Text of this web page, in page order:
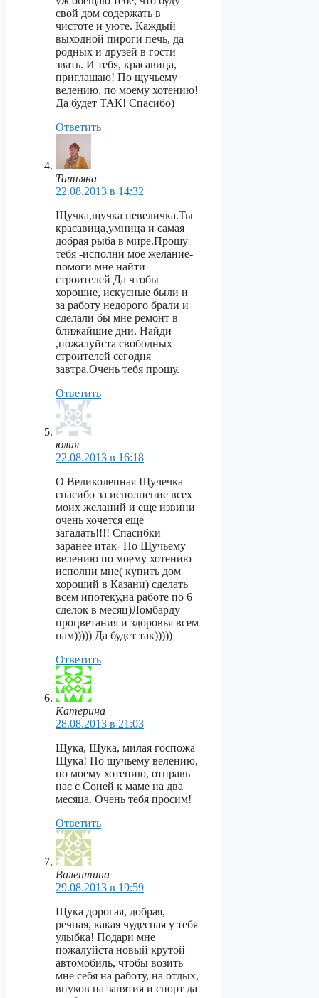
свой дом содержать в
чистоте и уюте. Каждый
выходной пироги печь, да
родных и друзей в гости
звать. И тебя, красавица,
приглашаю! По щучьему
велению, по моему хотению!
Да будет ТАК! Спасибо)
Ответить
Татьяна
22.08.2013 в 14:32
Щучка,щучка невеличка.Ты
красавица,умница и самая
добрая рыба в мире.Прошу
тебя -исполни мое желание-
помоги мне найти
строителей Да чтобы
хорошие, искусные были и
за работу недорого брали и
сделали бы мне ремонт в
ближайшие дни. Найди
,пожалуйста свободных
строителей сегодня
завтра.Очень тебя прошу.
Ответить
юлия
22.08.2013 в 16:18
О Великолепная Щучечка
спасибо за исполнение всех
моих желаний и еще извини
очень хочется еще
загадать!!!! Спасибки
заранее итак- По Щучьему
велению по моему хотению
исполни мне( купить дом
хороший в Казани) сделать
всем ипотеку,на работе по 6
сделок в месяц)Ломбарду
процветания и здоровья всем
нам))))) Да будет так)))))
Ответить
Катерина
28.08.2013 в 21:03
Щука, Щука, милая госпожа
Щука! По щучьему велению,
по моему хотению, отправь
нас с Соней к маме на два
месяца. Очень тебя просим!
Ответить
Валентина
29.08.2013 в 19:59
Щука дорогая, добрая,
речная, какая чудесная у тебя
улыбка! Подари мне
пожалуйста новый крутой
автомобиль, чтобы возить
мне себя на работу, на отдых,
внуков на занятия и спорт да